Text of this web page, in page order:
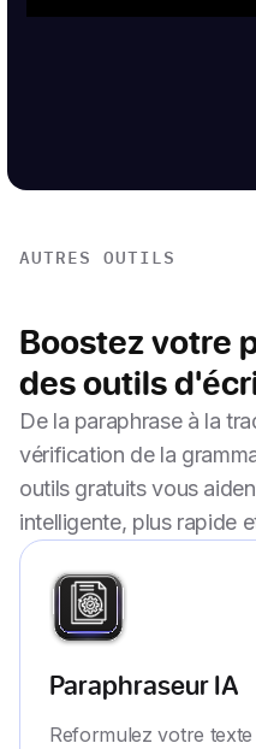
AUTRES OUTILS
Boostez votre
des outils
De la paraphrase à la
vérification de la
outils gratuits vous
intelligente, plus rapide
Paraphraseur IA
Reformulez votre